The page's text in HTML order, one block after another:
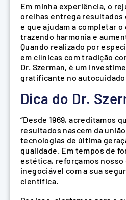
Em minha experiência, o
orelhas entrega resultados
e que ajudam a completar
trazendo harmonia e
Quando realizado por
em clínicas com tradição
Dr. Szerman, é um
gratificante no autocuidado.
Dica do Dr.
“Desde 1969, acreditamos
resultados nascem da
tecnologias de última
qualidade. Em tempos de
estética, reforçamos nosso
inegociável com a sua
científica.